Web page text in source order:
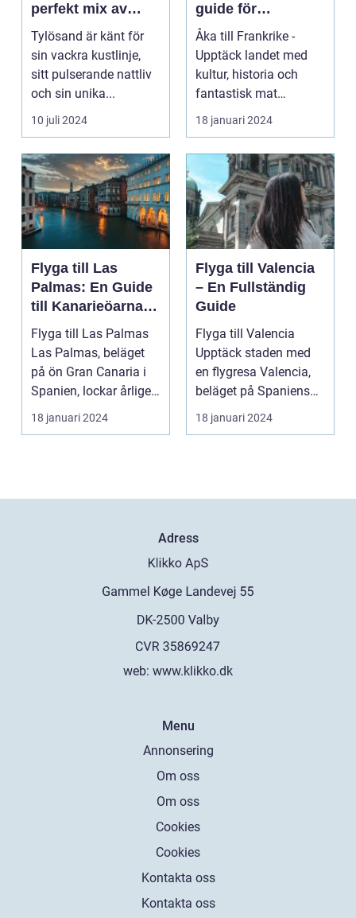
perfekt mix av
affär och nöje
Tylösand är känt för
sin vackra kustlinje,
sitt pulserande nattliv
och sin unika...
10 juli 2024
guide för
resenärer
Åka till Frankrike -
Upptäck landet med
kultur, historia och
fantastisk mat
Frankrike är ett land
s...
18 januari 2024
Flyga till Las
Palmas: En Guide
till Kanarieöarnas
Pärla
Flyga till Las Palmas
Las Palmas, beläget
på ön Gran Canaria i
Spanien, lockar årligen
miljontals b...
18 januari 2024
Flyga till Valencia
– En Fullständig
Guide
Flyga till Valencia
Upptäck staden med
en flygresa Valencia,
beläget på Spaniens
östkust, är en fä...
18 januari 2024
Adress
web: www.klikko.dk
Menu
Annonsering
Om oss
Om oss
Cookies
Cookies
Kontakta oss
Kontakta oss